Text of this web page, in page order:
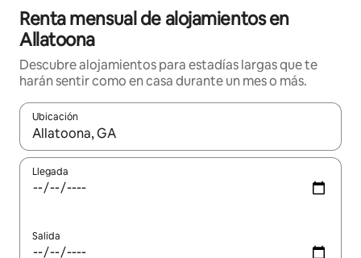
Renta mensual de alojamientos en
Allatoona
Descubre alojamientos para estadías largas que te
harán sentir como en casa durante un mes o más.
Ubicación
Cuando los resultados estén disponibles, navega con las
Llegada
Salida